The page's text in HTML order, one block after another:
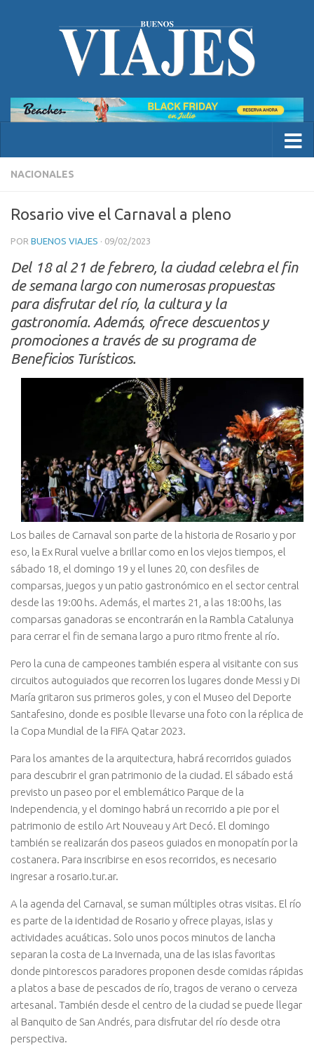
NACIONALES
Rosario vive el Carnaval a pleno
POR BUENOS VIAJES · 09/02/2023
Del 18 al 21 de febrero, la ciudad celebra el fin
de semana largo con numerosas propuestas
para disfrutar del río, la cultura y la
gastronomía. Además, ofrece descuentos y
promociones a través de su programa de
Beneficios Turísticos.
Los bailes de Carnaval son parte de la historia de Rosario y por
eso, la Ex Rural vuelve a brillar como en los viejos tiempos, el
sábado 18, el domingo 19 y el lunes 20, con desfiles de
comparsas, juegos y un patio gastronómico en el sector central
desde las 19:00 hs. Además, el martes 21, a las 18:00 hs, las
comparsas ganadoras se encontrarán en la Rambla Catalunya
para cerrar el fin de semana largo a puro ritmo frente al río.
Pero la cuna de campeones también espera al visitante con sus
circuitos autoguiados que recorren los lugares donde Messi y Di
María gritaron sus primeros goles, y con el Museo del Deporte
Santafesino, donde es posible llevarse una foto con la réplica de
la Copa Mundial de la FIFA Qatar 2023.
Para los amantes de la arquitectura, habrá recorridos guiados
para descubrir el gran patrimonio de la ciudad. El sábado está
previsto un paseo por el emblemático Parque de la
Independencia, y el domingo habrá un recorrido a pie por el
patrimonio de estilo Art Nouveau y Art Decó. El domingo
también se realizarán dos paseos guiados en monopatín por la
costanera. Para inscribirse en esos recorridos, es necesario
ingresar a rosario.tur.ar.
A la agenda del Carnaval, se suman múltiples otras visitas. El río
es parte de la identidad de Rosario y ofrece playas, islas y
actividades acuáticas. Solo unos pocos minutos de lancha
separan la costa de La Invernada, una de las islas favoritas
donde pintorescos paradores proponen desde comidas rápidas
a platos a base de pescados de río, tragos de verano o cerveza
artesanal. También desde el centro de la ciudad se puede llegar
al Banquito de San Andrés, para disfrutar del río desde otra
perspectiva.